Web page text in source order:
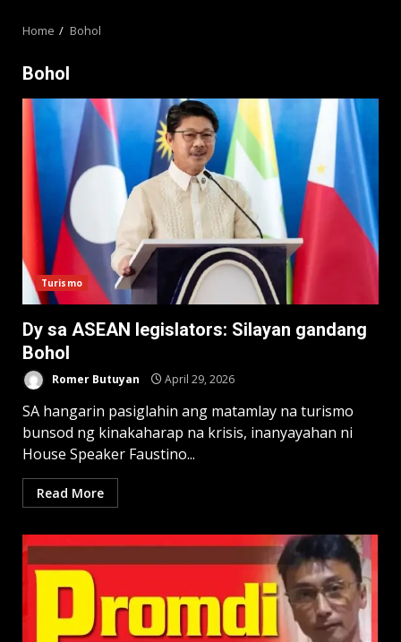
Home Bohol
Bohol
Turismo
Dy sa ASEAN legislators: Silayan gandang
Bohol
Romer Butuyan April 29, 2026
SA hangarin pasiglahin ang matamlay na turismo
bunsod ng kinakaharap na krisis, inanyayahan ni
House Speaker Faustino...
Read More